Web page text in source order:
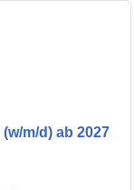
m/d) ab 2027